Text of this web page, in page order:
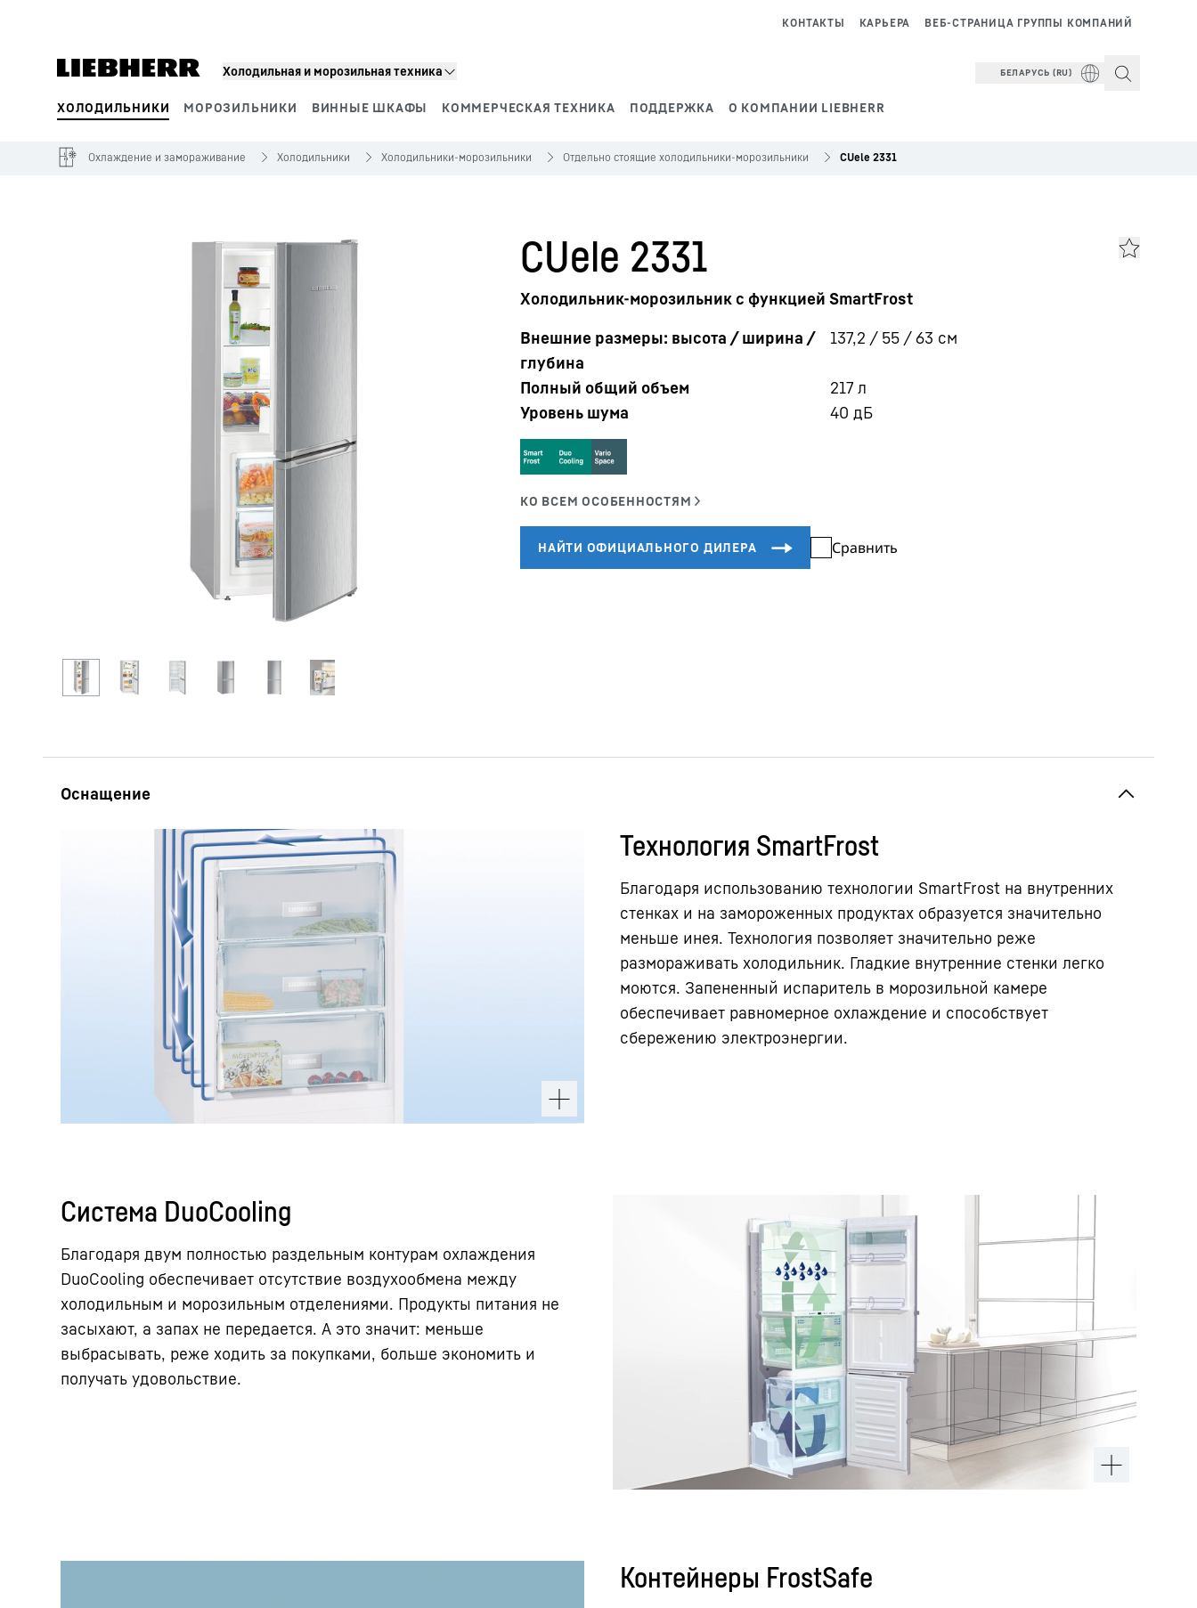
Холодильная и морозильная техника
ХОЛОДИЛЬНИКИ МОРОЗИЛЬНИКИ ВИННЫЕ ШКАФЫ КОММЕРЧЕСКАЯ ТЕХНИКА ПОДДЕРЖКА О КОМПАНИИ LIEBHERR
ВЕБ-СТРАНИЦА ГРУППЫ КОМПАНИЙ
КАРЬЕРА
КОНТАКТЫ
БЕЛАРУСЬ (RU)
Сегменты продукции
Подробнее о компании Карьера в Liebherr
Охлаждение и замораживание Холодильники Холодильники-морозильники Отдельно стоящие холодильники-морозильники CUele 2331
CUele 2331
Холодильник-морозильник с функцией SmartFrost
Внешние размеры: высота / ширина /
глубина
137,2 / 55 / 63 см
Полный общий объем 217 л
Уровень шума
40 дБ
Сравнить
Технология SmartFrost
Благодаря использованию технологии SmartFrost на внутренних
стенках и на замороженных продуктах образуется значительно
меньше инея. Технология позволяет значительно реже
размораживать холодильник. Гладкие внутренние стенки легко
моются. Запененный испаритель в морозильной камере
обеспечивает равномерное охлаждение и способствует
сбережению электроэнергии.
Система DuoCooling
Благодаря двум полностью раздельным контурам охлаждения
DuoCooling обеспечивает отсутствие воздухообмена между
холодильным и морозильным отделениями. Продукты питания не
засыхают, а запах не передается. А это значит: меньше
выбрасывать, реже ходить за покупками, больше экономить и
получать удовольствие.
Контейнеры FrostSafe